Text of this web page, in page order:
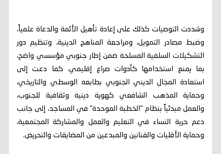
وشددت التوصيات كذلك على إعادة تأهيل الأئمة والدعاة علمياً،
وضبط مصادر التمويل، ومراجعة المناهج الدينية، وتنظيم دور
التشكيلات السلفية المسلحة ضمن إطار جنوبي مؤسسي واضح،
بما يمنع استخدامها كأدوات صراع إقليمي. كما دعت إلى
استعادة المجال الديني الجنوبي بطابعه الوسطي والتاريخي،
وحماية المذهب الشافعي كهوية دينية وثقافية للجنوب،
والعمل مبدئياً بنظام "الخطبة الموحدة" في المساجد، إلى جانب
دعم حرية النساء في التعليم والعمل والمشاركة المجتمعية،
وحماية الأقليات والفنانين والمبدعين من المضايقات والتحريض.